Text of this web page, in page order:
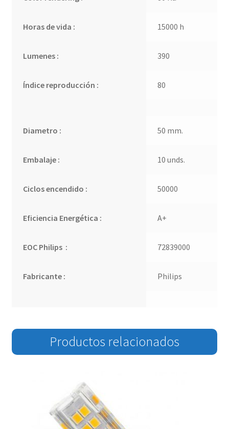
Horas de vida : 15000 h
Lumenes : 390
Índice reproducción : 80
Diametro : 50 mm.
Embalaje : 10 unds.
Ciclos encendido : 50000
Eficiencia Energética : A+
EOC Philips : 72839000
Fabricante : Philips
Productos relacionados